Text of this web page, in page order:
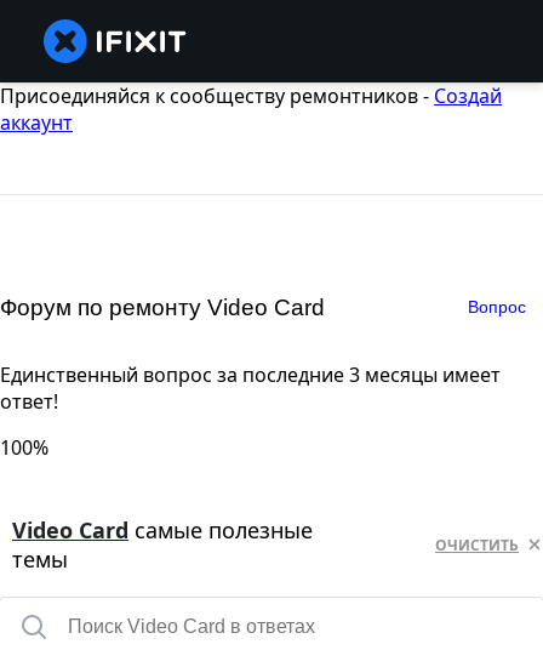
Присоединяйся к сообществу ремонтников - Создай
аккаунт
Форум по ремонту Video Card Вопрос
Единственный вопрос за последние 3 месяцы имеет
ответ!
100%
Video Card самые полезные
темы
ОЧИСТИТЬ